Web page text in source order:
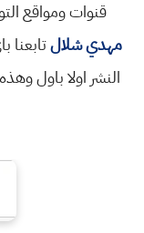
قنوات ومواقع
مهدي شلالتابعنا
النشر اولا باول